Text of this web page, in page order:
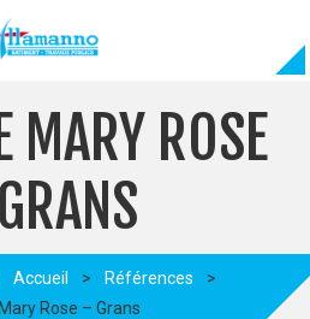
MARY ROSE
Accueil > Références
>
Rose – Grans